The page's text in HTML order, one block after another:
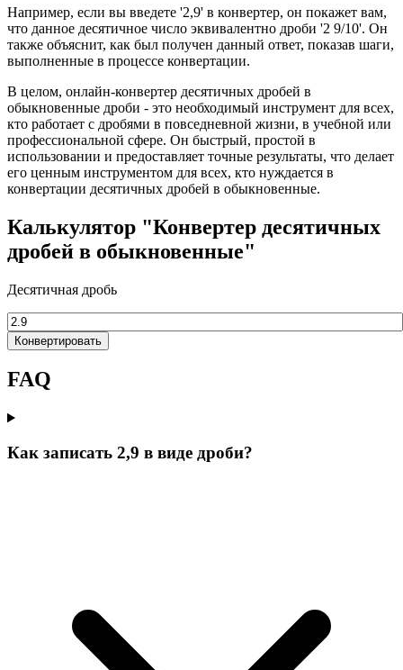
Например, если вы введете '2,9' в конвертер, он покажет вам,
что данное десятичное число эквивалентно дроби '2 9/10'. Он
также объяснит, как был получен данный ответ, показав шаги,
выполненные в процессе конвертации.
В целом, онлайн-конвертер десятичных дробей в
обыкновенные дроби - это необходимый инструмент для всех,
кто работает с дробями в повседневной жизни, в учебной или
профессиональной сфере. Он быстрый, простой в
использовании и предоставляет точные результаты, что делает
его ценным инструментом для всех, кто нуждается в
конвертации десятичных дробей в обыкновенные.
Калькулятор "Конвертер десятичных
дробей в обыкновенные"
Десятичная дробь
Конвертировать
FAQ
Как записать 2,9 в виде дроби?